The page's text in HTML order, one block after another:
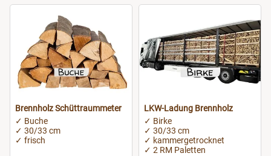
Brennholz Schüttraummeter
✓ Buche
✓ 30/33 cm
✓ frisch
LKW-Ladung Brennholz
✓ Birke
✓ 30/33 cm
✓ kammergetrocknet
✓ 2 RM Paletten